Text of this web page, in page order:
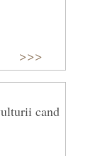
>>>
cand